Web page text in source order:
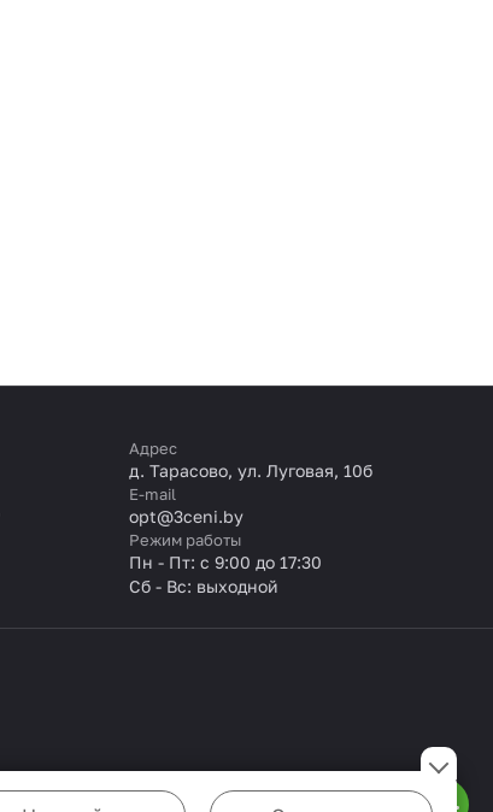
Адрес
д. Тарасово, ул. Луговая, 10б
E-mail
opt@3ceni.by
Режим работы
Пн - Пт: с 9:00 до 17:30
Сб - Вс: выходной